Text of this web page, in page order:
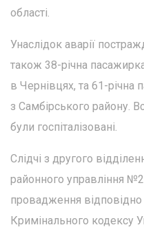
області.
Унаслідок аварії
також 38-річна
в Чернівцях, та 61-річна
з Самбірського району.
були госпіталізовані.
Слідчі з другого
районного управління
провадження відповідно
Кримінального кодексу